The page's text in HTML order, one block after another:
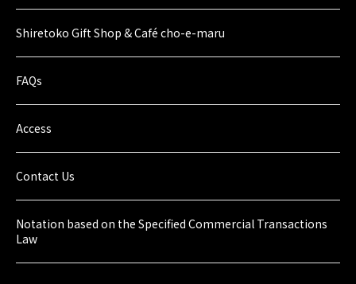
Shiretoko Gift Shop & Café cho-e-maru
FAQs
Access
Contact Us
Notation based on the Specified Commercial Transactions
Law